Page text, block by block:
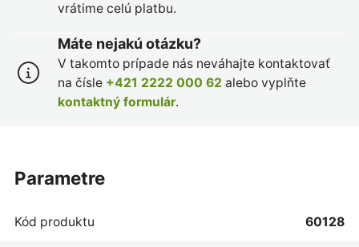
vrátime celú platbu.
Máte nejakú otázku?
V takomto prípade nás neváhajte kontaktovať
na čísle +421 2222 000 62 alebo vyplňte
kontaktný formulár.
parametre
Kód produktu 60128